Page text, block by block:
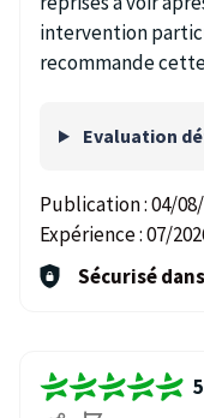
intervention
recommande
Evaluation
Publication :04/
Expérience :07/
Sécurisé
5